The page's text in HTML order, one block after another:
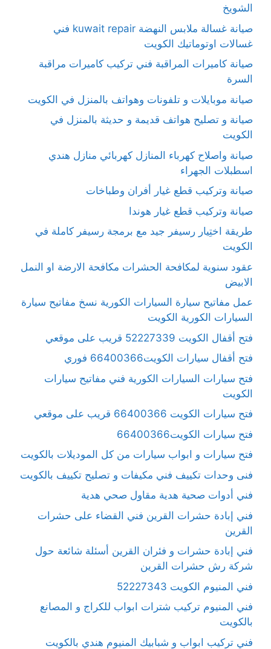
الشويخ
صيانة غسالة ملابس النهضة kuwait repair فني
غسالات اوتوماتيك الكويت
صيانة كاميرات المراقبة فني تركيب كاميرات مراقبة
السرة
صيانة موبايلات و تلفونات وهواتف بالمنزل في الكويت
صيانة و تصليح هواتف قديمة و حديثة بالمنزل في
الكويت
صيانة واصلاح كهرباء المنازل كهربائي منازل هندي
اسطبلات الجهراء
صيانة وتركيب قطع غيار أفران وطباخات
صيانة وتركيب قطع غيار هوندا
طريقة اختِيار رسيفر جيد مع برمجة رسيفر كاملة في
الكويت
عقود سنوية لمكافحة الحشرات مكافحة الارضة او النمل
الابيض
عمل مفاتيح سيارة السيارات الكورية نسخ مفاتيح سيارة
السيارات الكورية الكويت
فتح أقفال الكويت 52227339 قريب على موقعي
فتح أقفال سيارات الكويت66400366 فوري
فتح سيارات السيارات الكورية فني مفاتيح سيارات
الكويت
فتح سيارات الكويت 66400366 قريب على موقعي
فتح سيارات الكويت66400366
فتح سيارات و ابواب سيارات من كل الموديلات بالكويت
فنى وحدات تكييف فني مكيفات و تصليح تكييف بالكويت
فني أدوات صحية هدية مقاول صحي هدية
فني إبادة حشرات القرين فني القضاء على حشرات
القرين
فني إبادة حشرات و فئران القرين أسئلة شائعة حول
شركة رش حشرات القرين
فني المنيوم الكويت 52227343
فني المنيوم تركيب شترات ابواب للكراج و المصانع
بالكويت
فني تركيب ابواب و شبابيك المنيوم هندي بالكويت